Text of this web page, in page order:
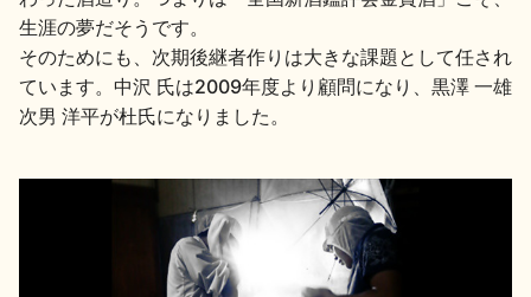
生涯の夢だそうです。
そのためにも、次期後継者作りは大きな課題として任され
ています。中沢 氏は2009年度より顧問になり、黒澤 一雄
次男 洋平が杜氏になりました。